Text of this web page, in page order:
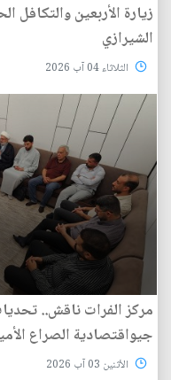
زيارة الأربعين
الشيرازي
الثلاثاء 04 آب 2026
مركز الفرات ناقش..
جيواقتصادية الصراع
الأثنين 03 آب 2026